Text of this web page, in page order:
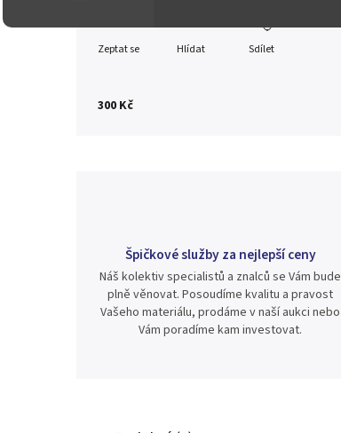
300 Kč
Zeptat se Hlídat Sdílet
Špičkové služby za nejlepší ceny
Náš kolektiv specialistů a znalců se Vám bude
plně věnovat. Posoudíme kvalitu a pravost
Vašeho materiálu, prodáme v naší aukci nebo
Vám poradíme kam investovat.